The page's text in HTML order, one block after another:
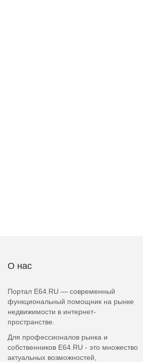
О нас
Портал E64.RU — современный
функциональный помощник на рынке
недвижимости в интернет-
пространстве.
Для профессионалов рынка и
собственников E64.RU - это множество
актуальных возможностей,